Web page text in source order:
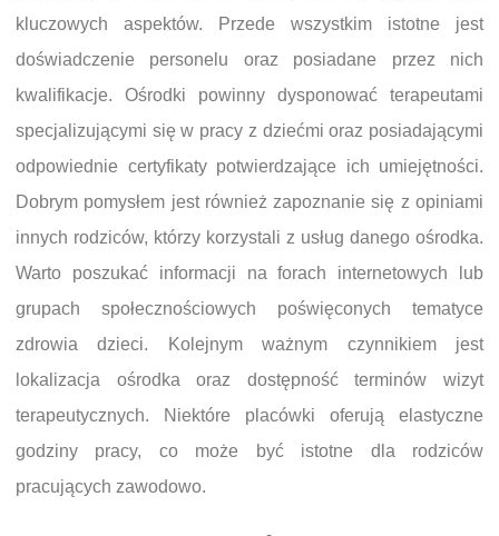
kluczowych aspektów. Przede wszystkim istotne jest
doświadczenie personelu oraz posiadane przez nich
kwalifikacje. Ośrodki powinny dysponować terapeutami
specjalizującymi się w pracy z dziećmi oraz posiadającymi
odpowiednie certyfikaty potwierdzające ich umiejętności.
Dobrym pomysłem jest również zapoznanie się z opiniami
innych rodziców, którzy korzystali z usług danego ośrodka.
Warto poszukać informacji na forach internetowych lub
grupach społecznościowych poświęconych tematyce
zdrowia dzieci. Kolejnym ważnym czynnikiem jest
lokalizacja ośrodka oraz dostępność terminów wizyt
terapeutycznych. Niektóre placówki oferują elastyczne
godziny pracy, co może być istotne dla rodziców
pracujących zawodowo.